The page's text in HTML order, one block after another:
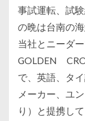
事試運転、試
の晩は台南の
当社とニーダ
GOLDEN
で、英語、タ
メーカー、ユ
り）と提携し